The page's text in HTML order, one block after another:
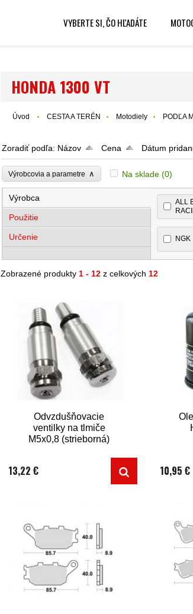
VYBERTE SI, ČO HĽADÁTE
HONDA 1300 VT
Úvod CESTA A TERÉN Motodiely PODĽA
Zoradiť podľa: Názov Cena Dátum
Výrobcovia a parametre ∧ Na sklade (0)
Výrobca
Použitie
Určenie
ALL
NGK
Zobrazené produkty 1 - 12 z celkových 12
Odvzdušňovacie
ventilky na tlmiče
M5x0,8 (strieborná)
13,22 € 10,95 €